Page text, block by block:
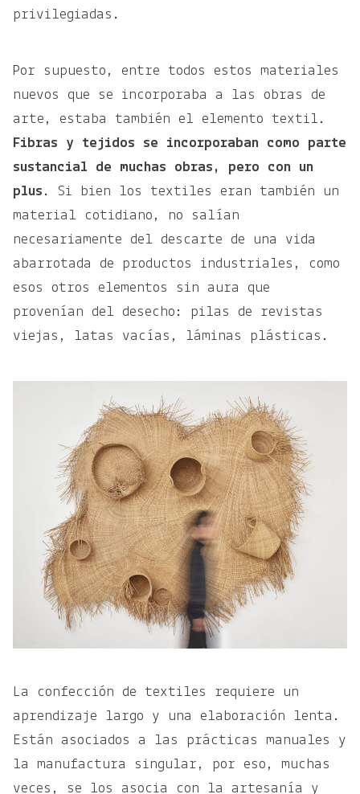
privilegiadas.
Por supuesto, entre todos estos materiales
nuevos que se incorporaba a las obras de
arte, estaba también el elemento textil.
Fibras y tejidos se incorporaban como parte
sustancial de muchas obras, pero con un
plus . Si bien los textiles eran también un
material cotidiano, no salían
necesariamente del descarte de una vida
abarrotada de productos industriales, como
esos otros elementos sin aura que
provenían del desecho: pilas de revistas
viejas, latas vacías, láminas plásticas.
La confección de textiles requiere un
aprendizaje largo y una elaboración lenta.
Están asociados a las prácticas manuales y
la manufactura singular, por eso, muchas
veces, se los asocia con la artesanía y